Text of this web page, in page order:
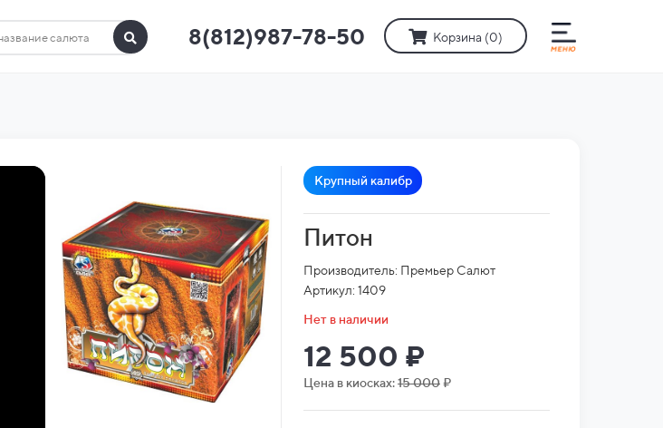
8(812)987-78-50 Корзина (0)
Крупный калибр
Питон
Производитель: Премьер Салют
Артикул: 1409
Нет в наличии
12 500 ₽
Цена в киосках:15 000₽